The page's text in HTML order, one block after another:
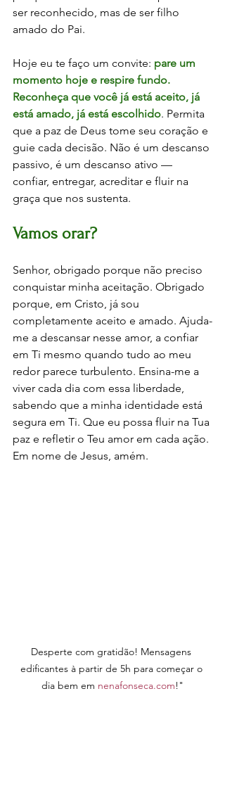
ser reconhecido, mas de ser filho
amado do Pai.
Hoje eu te faço um convite: pare um
momento hoje e respire fundo.
Reconheça que você já está aceito, já
está amado, já está escolhido. Permita
que a paz de Deus tome seu coração e
guie cada decisão. Não é um descanso
passivo, é um descanso ativo —
confiar, entregar, acreditar e fluir na
graça que nos sustenta.
Vamos orar?
Senhor, obrigado porque não preciso
conquistar minha aceitação. Obrigado
porque, em Cristo, já sou
completamente aceito e amado. Ajuda-
me a descansar nesse amor, a confiar
em Ti mesmo quando tudo ao meu
redor parece turbulento. Ensina-me a
viver cada dia com essa liberdade,
sabendo que a minha identidade está
segura em Ti. Que eu possa fluir na Tua
paz e refletir o Teu amor em cada ação.
Em nome de Jesus, amém.
Desperte com gratidão! Mensagens
edificantes à partir de 5h para começar o
dia bem em nenafonseca.com!"